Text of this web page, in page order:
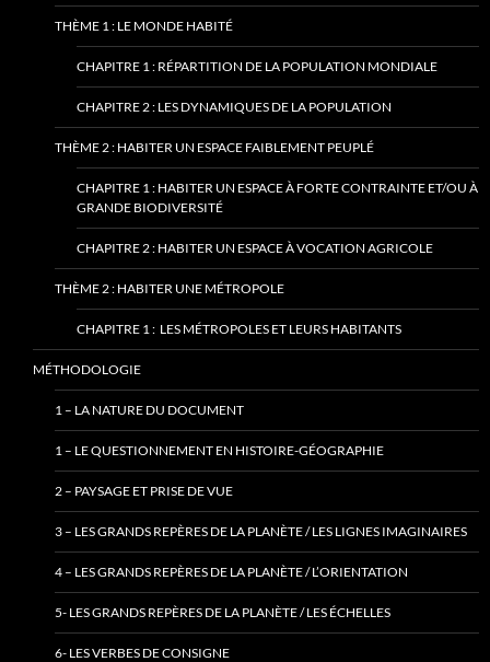
THÈME 1 : LE MONDE HABITÉ
CHAPITRE 1 : RÉPARTITION DE LA POPULATION MONDIALE
CHAPITRE 2 : LES DYNAMIQUES DE LA POPULATION
THÈME 2 : HABITER UN ESPACE FAIBLEMENT PEUPLÉ
CHAPITRE 1 : HABITER UN ESPACE À FORTE CONTRAINTE ET/OU À
GRANDE BIODIVERSITÉ
CHAPITRE 2 : HABITER UN ESPACE À VOCATION AGRICOLE
THÈME 2 : HABITER UNE MÉTROPOLE
CHAPITRE 1 : LES MÉTROPOLES ET LEURS HABITANTS
MÉTHODOLOGIE
1 – LA NATURE DU DOCUMENT
1 – LE QUESTIONNEMENT EN HISTOIRE-GÉOGRAPHIE
2 – PAYSAGE ET PRISE DE VUE
3 – LES GRANDS REPÈRES DE LA PLANÈTE / LES LIGNES IMAGINAIRES
4 – LES GRANDS REPÈRES DE LA PLANÈTE / L’ORIENTATION
5- LES GRANDS REPÈRES DE LA PLANÈTE / LES ÉCHELLES
6- LES VERBES DE CONSIGNE